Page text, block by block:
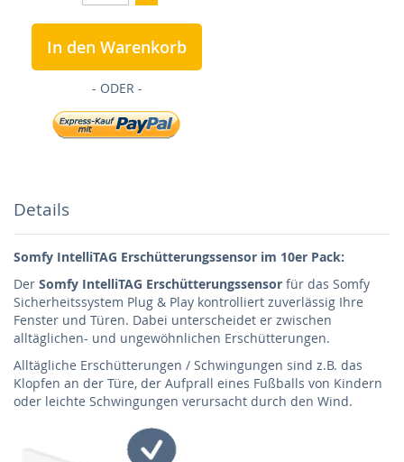
In den Warenkorb
Details
Somfy IntelliTAG Erschütterungssensor im 10er Pack:
Der Somfy IntelliTAG Erschütterungssensor für das Somfy
Sicherheitssystem Plug & Play kontrolliert zuverlässig Ihre
Fenster und Türen. Dabei unterscheidet er zwischen
alltäglichen- und ungewöhnlichen Erschütterungen.
Alltägliche Erschütterungen / Schwingungen sind z.B. das
Klopfen an der Türe, der Aufprall eines Fußballs von Kindern
oder leichte Schwingungen verursacht durch den Wind.